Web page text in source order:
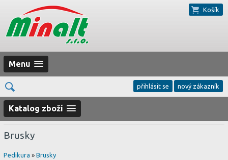
Košík
Menu
přihlásit se nový zákazník
Katalog zboží
Brusky
Pedikura » Brusky